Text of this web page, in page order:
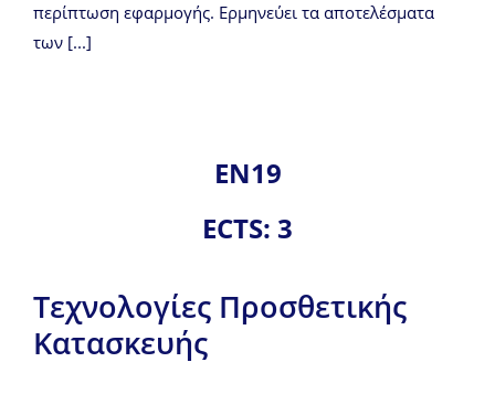
περίπτωση εφαρμογής. Ερμηνεύει τα αποτελέσματα
των [...]
ΕΝ19
ECTS: 3
Τεχνολογίες Προσθετικής
Κατασκευής